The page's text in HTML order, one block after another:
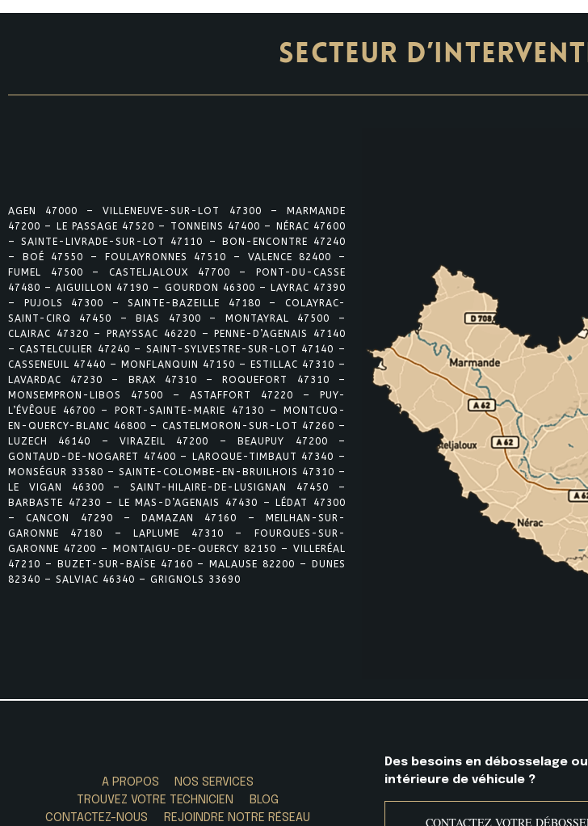
SECTEUR
AGEN 47000 – VILLENEUVE-SUR-LOT 47300 – MARMANDE
47200 – LE PASSAGE 47520 – TONNEINS 47400 – NÉRAC 47600
– SAINTE-LIVRADE-SUR-LOT 47110 – BON-ENCONTRE 47240
– BOÉ 47550 – FOULAYRONNES 47510 – VALENCE 82400 –
FUMEL 47500 – CASTELJALOUX 47700 – PONT-DU-CASSE
47480 – AIGUILLON 47190 – GOURDON 46300 – LAYRAC 47390
– PUJOLS 47300 – SAINTE-BAZEILLE 47180 – COLAYRAC-
SAINT-CIRQ 47450 – BIAS 47300 – MONTAYRAL 47500 –
CLAIRAC 47320 – PRAYSSAC 46220 – PENNE-D’AGENAIS 47140
– CASTELCULIER 47240 – SAINT-SYLVESTRE-SUR-LOT 47140 –
CASSENEUIL 47440 – MONFLANQUIN 47150 – ESTILLAC 47310 –
LAVARDAC 47230 – BRAX 47310 – ROQUEFORT 47310 –
MONSEMPRON-LIBOS 47500 – ASTAFFORT 47220 – PUY-
L’ÉVÊQUE 46700 – PORT-SAINTE-MARIE 47130 – MONTCUQ-
EN-QUERCY-BLANC 46800 – CASTELMORON-SUR-LOT 47260 –
LUZECH 46140 – VIRAZEIL 47200 – BEAUPUY 47200 –
GONTAUD-DE-NOGARET 47400 – LAROQUE-TIMBAUT 47340 –
MONSÉGUR 33580 – SAINTE-COLOMBE-EN-BRUILHOIS 47310 –
LE VIGAN 46300 – SAINT-HILAIRE-DE-LUSIGNAN 47450 –
BARBASTE 47230 – LE MAS-D’AGENAIS 47430 – LÉDAT 47300
– CANCON 47290 – DAMAZAN 47160 – MEILHAN-SUR-
GARONNE 47180 – LAPLUME 47310 – FOURQUES-SUR-
GARONNE 47200 – MONTAIGU-DE-QUERCY 82150 – VILLERÉAL
47210 – BUZET-SUR-BAÏSE 47160 – MALAUSE 82200 – DUNES
82340 – SALVIAC 46340 – GRIGNOLS 33690
A PROPOS
NOS SERVICES
TROUVEZ VOTRE TECHNICIEN
BLOG
CONTACTEZ-NOUS
REJOINDRE NOTRE RÉSEAU
Des besoins en débosselage ou
intérieure de véhicule ?
CONTACTEZ VOTRE